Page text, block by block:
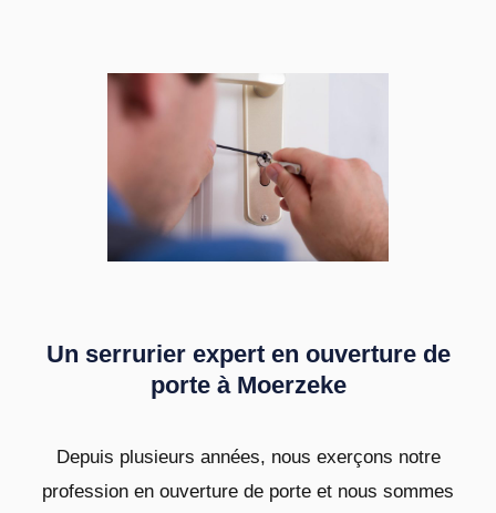
Un serrurier expert en ouverture de
porte à Moerzeke
Depuis plusieurs années, nous exerçons notre
profession en ouverture de porte et nous sommes